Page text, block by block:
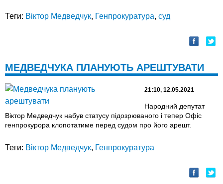
Теги: Віктор Медведчук, Генпрокуратура, суд
МЕДВЕДЧУКА ПЛАНУЮТЬ АРЕШТУВАТИ
21:10, 12.05.2021
Народний депутат
Віктор Медведчук набув статусу підозрюваного і тепер Офіс
генпрокурора клопотатиме перед судом про його арешт.
Теги: Віктор Медведчук, Генпрокуратура